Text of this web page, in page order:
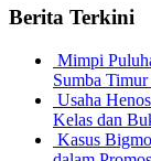
Berita Terkini
Mimpi
Sumba
Usaha
Kelas dan
Kasus